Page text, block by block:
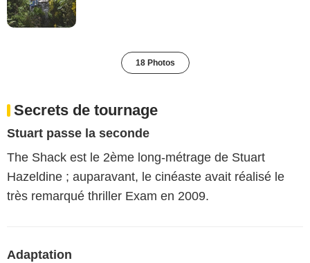
18 Photos
Secrets de tournage
Stuart passe la seconde
The Shack est le 2ème long-métrage de Stuart
Hazeldine ; auparavant, le cinéaste avait réalisé le
très remarqué thriller Exam en 2009.
Adaptation